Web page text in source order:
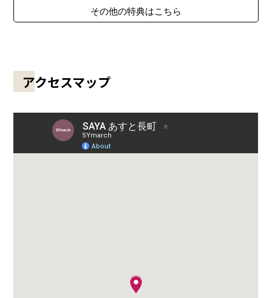
その他の特典はこちら
アクセスマップ